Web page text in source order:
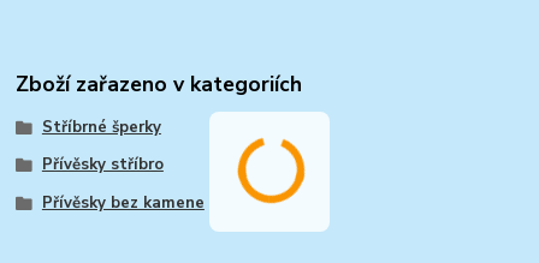
Zboží zařazeno v kategoriích
Stříbrné šperky
Přívěsky stříbro
Přívěsky bez kamene